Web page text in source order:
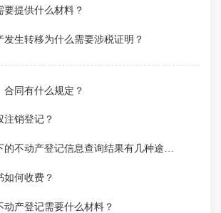
要提供什么材料？
发生转移为什么需要涉税证明？
合同有什么规定？
注销登记？
开具个人名下的不动产登记信息查询结果有几种途径？
如何收费？
动产登记需要什么材料？